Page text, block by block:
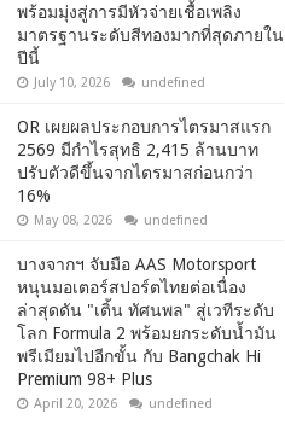
พร้อมมุ่งสู่การมีหัวจ่ายเชื้อเพลิง
มาตรฐานระดับสีทองมากที่สุดภายใน
ปีนี้
July 10, 2026 undefined
OR เผยผลประกอบการไตรมาสแรก
2569 มีกำไรสุทธิ 2,415 ล้านบาท
ปรับตัวดีขึ้นจากไตรมาสก่อนกว่า
16%
May 08, 2026 undefined
บางจากฯ จับมือ AAS Motorsport
หนุนมอเตอร์สปอร์ตไทยต่อเนื่อง
ล่าสุดดัน "เติ้น ทัศนพล" สู่เวทีระดับ
โลก Formula 2 พร้อมยกระดับน้ำมัน
พรีเมียมไปอีกขั้น กับ Bangchak Hi
Premium 98+ Plus
April 20, 2026 undefined